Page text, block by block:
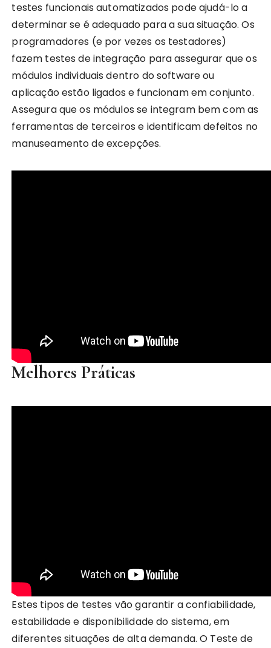
testes funcionais automatizados pode ajudá-lo a
determinar se é adequado para a sua situação. Os
programadores (e por vezes os testadores)
fazem testes de integração para assegurar que os
módulos individuais dentro do software ou
aplicação estão ligados e funcionam em conjunto.
Assegura que os módulos se integram bem com as
ferramentas de terceiros e identificam defeitos no
manuseamento de excepções.
Melhores Práticas
Estes tipos de testes vão garantir a confiabilidade,
estabilidade e disponibilidade do sistema, em
diferentes situações de alta demanda. O Teste de